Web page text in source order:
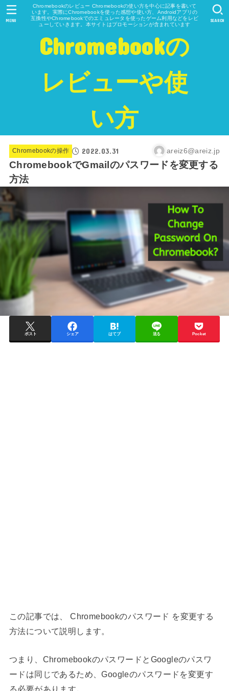
Chromebookのレビュー Chromebookの使い方を中心に記事を書いて
います。実際にChromebookを使った感想や使い方、Androidアプリの
互換性やChromebookでのエミュレータを使ったゲーム利用などをレビ
ューしていきます。本サイトはプロモーションが含まれています
Chromebookの
レビューや使
い方
SEARCH
MENU
Chromebookの操作 2022.03.31 areiz6@areiz.jp
ChromebookでGmailのパスワードを変更する
方法
ポスト シェア はてブ 送る Pocket
この記事では、 Chromebookのパスワード を変更する
方法について説明します。
つまり、ChromebookのパスワードとGoogleのパスワ
ードは同じであるため、Googleのパスワードを変更す
る必要があります。